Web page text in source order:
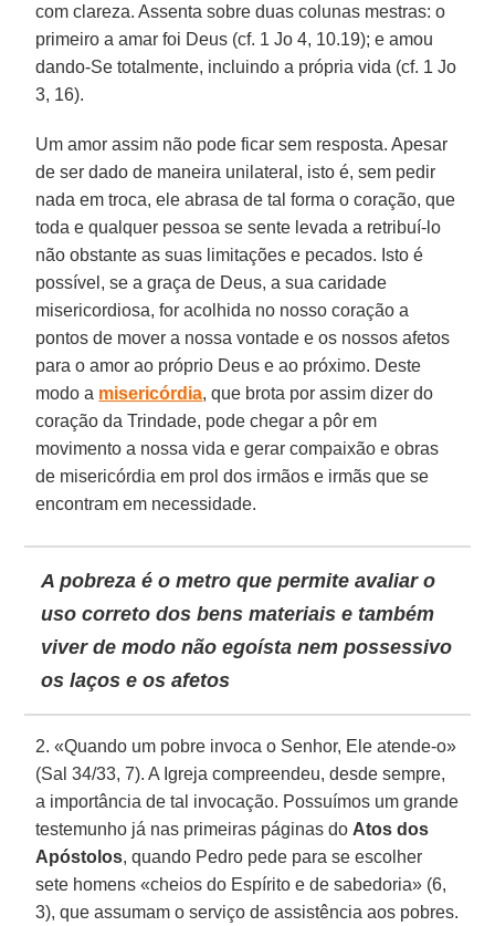
com clareza. Assenta sobre duas colunas mestras: o
primeiro a amar foi Deus (cf. 1 Jo 4, 10.19); e amou
dando-Se totalmente, incluindo a própria vida (cf. 1 Jo
3, 16).
Um amor assim não pode ficar sem resposta. Apesar
de ser dado de maneira unilateral, isto é, sem pedir
nada em troca, ele abrasa de tal forma o coração, que
toda e qualquer pessoa se sente levada a retribuí-lo
não obstante as suas limitações e pecados. Isto é
possível, se a graça de Deus, a sua caridade
misericordiosa, for acolhida no nosso coração a
pontos de mover a nossa vontade e os nossos afetos
para o amor ao próprio Deus e ao próximo. Deste
modo a misericórdia, que brota por assim dizer do
coração da Trindade, pode chegar a pôr em
movimento a nossa vida e gerar compaixão e obras
de misericórdia em prol dos irmãos e irmãs que se
encontram em necessidade.
A pobreza é o metro que permite avaliar o
uso correto dos bens materiais e também
viver de modo não egoísta nem possessivo
os laços e os afetos
2. «Quando um pobre invoca o Senhor, Ele atende-o»
(Sal 34/33, 7). A Igreja compreendeu, desde sempre,
a importância de tal invocação. Possuímos um grande
testemunho já nas primeiras páginas do Atos dos
Apóstolos, quando Pedro pede para se escolher
sete homens «cheios do Espírito e de sabedoria» (6,
3), que assumam o serviço de assistência aos pobres.